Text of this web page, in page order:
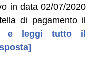
in data 02/07/2020
di pagamento il
e leggi tutto il